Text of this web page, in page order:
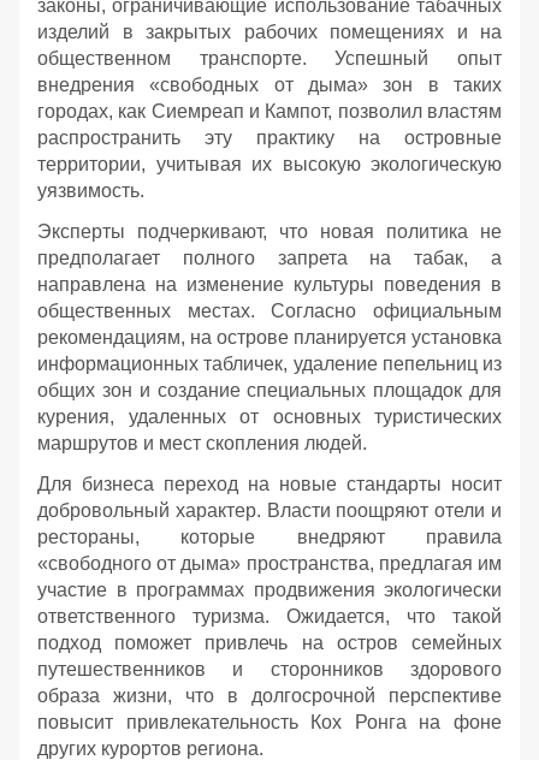
законы, ограничивающие использование табачных
изделий в закрытых рабочих помещениях и на
общественном транспорте. Успешный опыт
внедрения «свободных от дыма» зон в таких
городах, как Сиемреап и Кампот, позволил властям
распространить эту практику на островные
территории, учитывая их высокую экологическую
уязвимость.
Эксперты подчеркивают, что новая политика не
предполагает полного запрета на табак, а
направлена на изменение культуры поведения в
общественных местах. Согласно официальным
рекомендациям, на острове планируется установка
информационных табличек, удаление пепельниц из
общих зон и создание специальных площадок для
курения, удаленных от основных туристических
маршрутов и мест скопления людей.
Для бизнеса переход на новые стандарты носит
добровольный характер. Власти поощряют отели и
рестораны, которые внедряют правила
«свободного от дыма» пространства, предлагая им
участие в программах продвижения экологически
ответственного туризма. Ожидается, что такой
подход поможет привлечь на остров семейных
путешественников и сторонников здорового
образа жизни, что в долгосрочной перспективе
повысит привлекательность Кох Ронга на фоне
других курортов региона.